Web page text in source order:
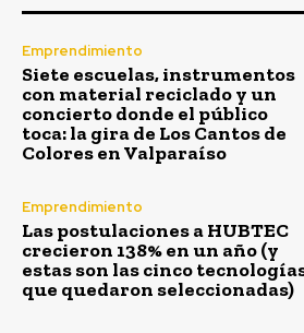
Emprendimiento
Siete escuelas, instrumentos
con material reciclado y un
concierto donde el público
toca: la gira de Los Cantos de
Colores en Valparaíso
Emprendimiento
Las postulaciones a HUBTEC
crecieron 138% en un año (y
estas son las cinco
que quedaron seleccionadas)